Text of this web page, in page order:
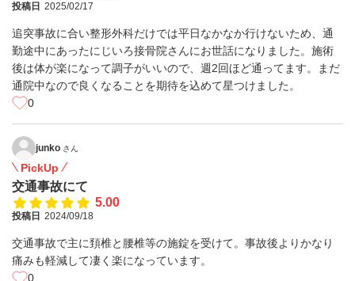
投稿日 2025/02/17
追突事故に合い整形外科だけでは平日なかなか行けないため、通
勤途中にあったにじいろ接骨院さんにお世話になりました。施術
後は体が楽になって調子がいいので、週2回ほど通ってます。まだ
通院中なので良くなることを期待を込めて星つけました。
0
junko さん
PickUp
交通事故にて
5.00
投稿日 2024/09/18
交通事故で主に頚椎と腰椎等の施錠を受けて。事故後よりかなり
痛みも軽減して凄く楽になっています。
0